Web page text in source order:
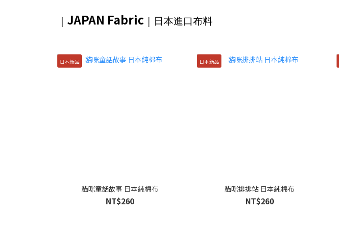
｜ JAPAN Fabric ｜日本進口布料
日本新品
貓咪童話故事 日本純棉布
NT$260
日本新品
貓咪排排站 日本純棉布
NT$260